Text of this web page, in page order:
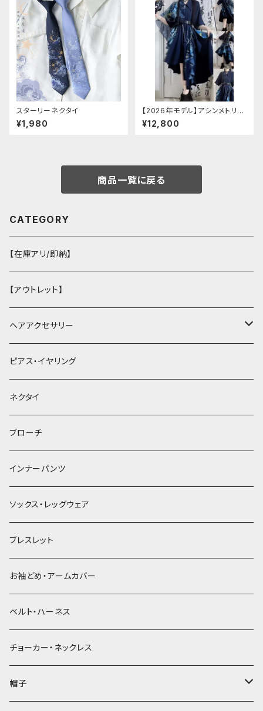
スターリーネクタイ
¥1,980
【2026年モデル】アシンメトリー
チャイナ改良ドレス
¥12,800
商品一覧に戻る
CATEGORY
【在庫アリ/即納】
【アウトレット】
ヘアアクセサリー
ヘアクリップ
ヘッドドレス・カチューシャ
ヘアゴム
簪
ピアス・イヤリング
ネクタイ
ブローチ
インナーパンツ
ソックス・レッグウェア
ブレスレット
お袖どめ・アームカバー
ベルト・ハーネス
チョーカー・ネックレス
帽子